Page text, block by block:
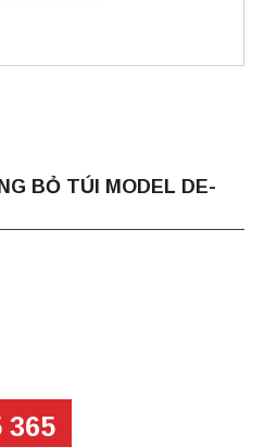
BỎ TÚI MODEL DE-
365